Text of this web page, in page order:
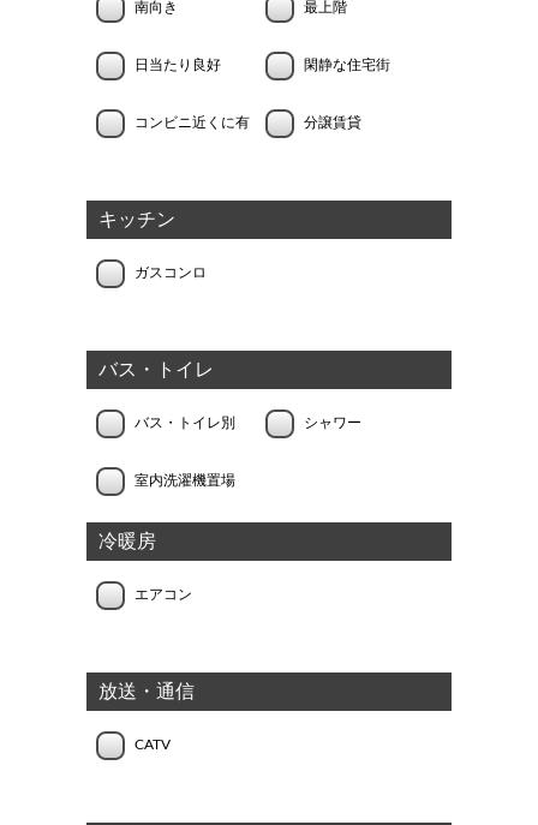
南向き 最上階
日当たり良好 閑静な住宅街
コンビニ近くに有 分譲賃貸
キッチン
ガスコンロ
バス・トイレ
バス・トイレ別 シャワー
室内洗濯機置場
冷暖房
エアコン
放送・通信
CATV